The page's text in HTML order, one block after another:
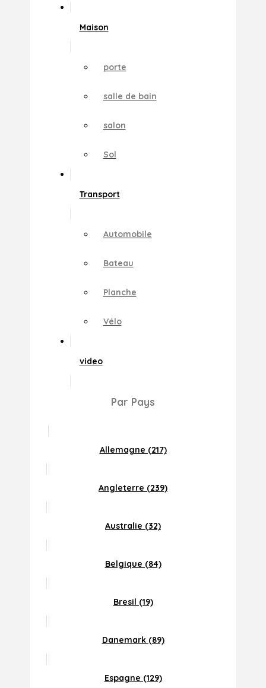
Maison
porte
salle de bain
salon
Sol
Transport
Automobile
Bateau
Planche
Vélo
video
Par Pays
Allemagne (217)
Angleterre (239)
Australie (32)
Belgique (84)
Bresil (19)
Danemark (89)
Espagne (129)